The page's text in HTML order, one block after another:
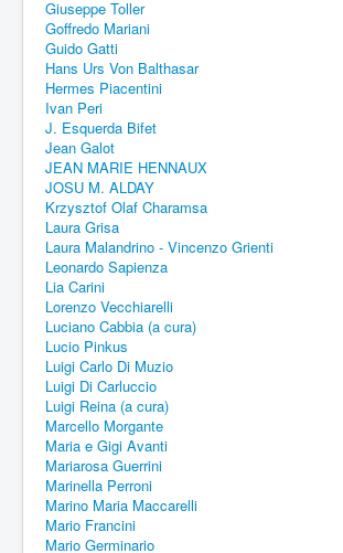
Giuseppe Toller
Goffredo Mariani
Guido Gatti
Hans Urs Von Balthasar
Hermes Piacentini
Ivan Peri
J. Esquerda Bifet
Jean Galot
JEAN MARIE HENNAUX
JOSU M. ALDAY
Krzysztof Olaf Charamsa
Laura Grisa
Laura Malandrino - Vincenzo Grienti
Leonardo Sapienza
Lia Carini
Lorenzo Vecchiarelli
Luciano Cabbia (a cura)
Lucio Pinkus
Luigi Carlo Di Muzio
Luigi Di Carluccio
Luigi Reina (a cura)
Marcello Morgante
Maria e Gigi Avanti
Mariarosa Guerrini
Marinella Perroni
Marino Maria Maccarelli
Mario Francini
Mario Germinario